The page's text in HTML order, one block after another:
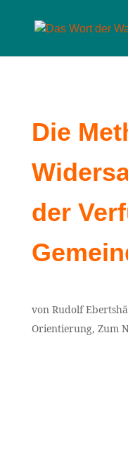
Die
der
von Rudolf
Orientierung, Zum